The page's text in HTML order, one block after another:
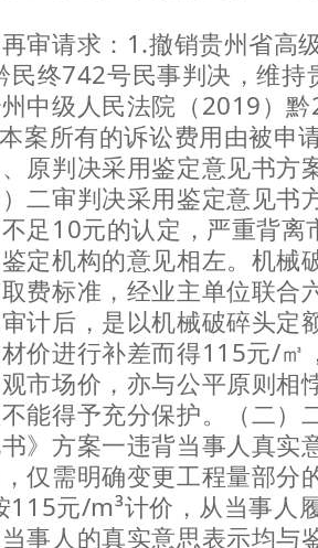
审请求：1.撤销贵州省高
民终742号民事判决，维
中级人民法院（2019）
案所有的诉讼费用由被申
原判决采用鉴定意见书方
二审判决采用鉴定意见书
足10元的认定，严重背离
定机构的意见相左。机械
费标准，经业主单位联合
计后，是以机械破碎头定
价进行补差而得115元/㎥
市场价，亦与公平原则相
能得予充分保护。（二）
书》方案一违背当事人真实
仅需明确变更工程量部分
115元/m³计价，从当事人
事人的真实意思表示均与